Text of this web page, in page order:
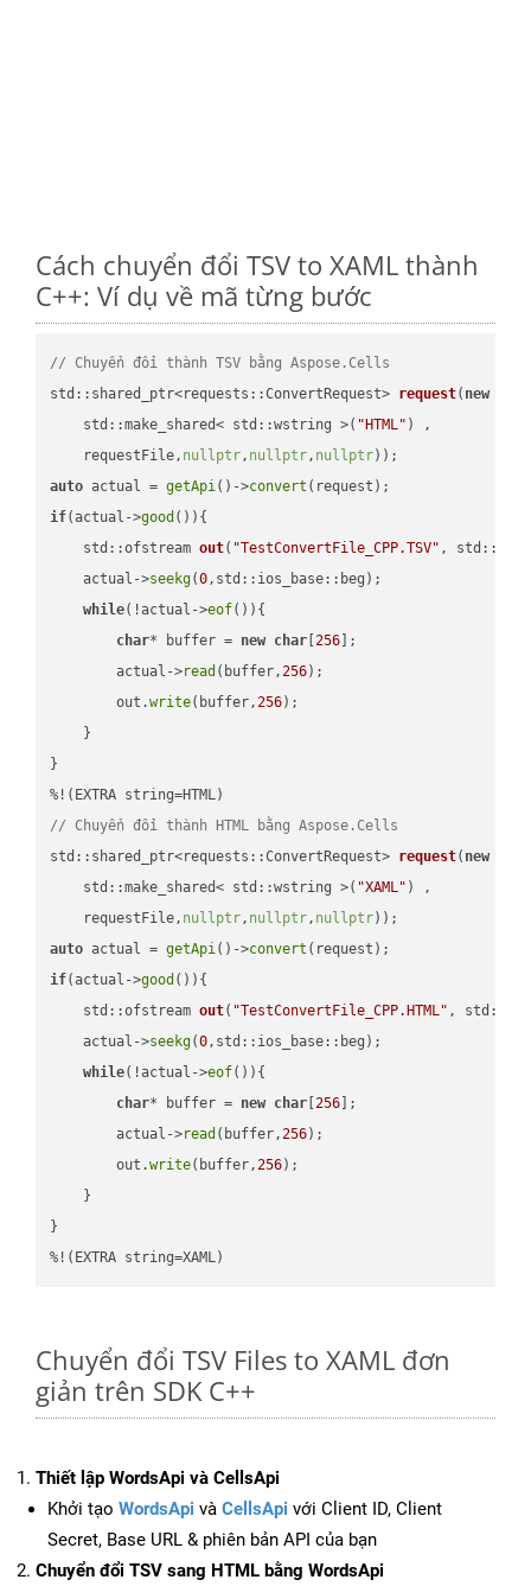
Cách chuyển đổi TSV to XAML thành
C++: Ví dụ về mã từng bước
// Chuyển đổi thành TSV bằng Aspose.Cells
std::shared_ptr<requests::ConvertRequest> request( new
    std::make_shared< std::wstring >(
"HTML" ) ,
    requestFile,
nullptr, nullptr, nullptr))
auto actual = getApi()->convert
if(actual->good ()){
std::ofstream out( "TestConvertFile_CPP.TSV" ,
    actual->
seekg(0,std::ios_base::beg);
while(!actual->eof()){
char* buffer = new char [256 ];
        actual->
read (buffer,256);
        out.
write(buffer,256);
    }
}
// Chuyển đổi thành HTML bằng Aspose.Cells
std::shared_ptr<requests::ConvertRequest> request( new
    std::make_shared< std::wstring >(
"XAML" ) ,
    requestFile,
nullptr, nullptr, nullptr))
auto actual = getApi()->convert
if(actual->good ()){
std::ofstream out( "TestConvertFile_CPP.HTML" ,
    actual->
seekg(0,std::ios_base::beg);
while(!actual->eof()){
char* buffer = new char [256 ];
        actual->
read (buffer,256);
        out.
write(buffer,256);
    }
}
%!(EXTRA string=XAML)
Chuyển đổi TSV Files to XAML đơn
giản trên SDK C++
Thiết lập WordsApi và CellsApi
Khởi tạo WordsApi và CellsApi với Client ID, Client
Secret, Base URL & phiên bản API của bạn
Chuyển đổi TSV sang HTML bằng WordsApi